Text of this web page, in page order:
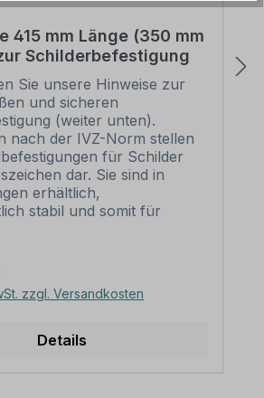
415 mm Länge (350 mm
Schilderbefestigung
Sie unsere Hinweise zur
und sicheren
(weiter unten).
nach der IVZ-Norm stellen
für Schilder
dar. Sie sind in
erhältlich,
stabil und somit für
von Schildern mit
200 mm werden zwei
benötigt. Merkmale dieser
Material: Stahl,
Schellenlänge: ca. 415
zzgl. Versandkosten
Details